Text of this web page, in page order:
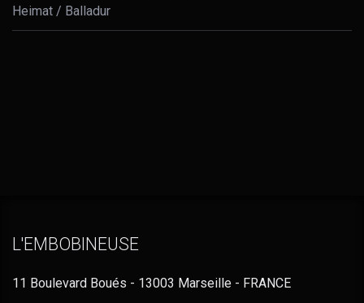
Heimat
Balladur
L'EMBOBINEUSE
11 Boulevard Boués - 13003 Marseille - FRANCE